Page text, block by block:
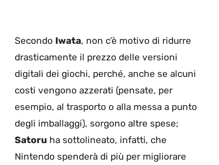
Secondo Iwata, non c’è motivo di ridurre
drasticamente il prezzo delle versioni
digitali dei giochi, perché, anche se alcuni
costi vengono azzerati (pensate, per
esempio, al trasporto o alla messa a punto
degli imballaggi), sorgono altre spese;
Satoru ha sottolineato, infatti, che
Nintendo spenderà di più per migliorare